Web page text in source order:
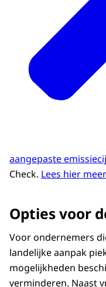
aangepaste
Check. Lees hier
Opties voor
Voor ondernemers
landelijke aanpak
mogelijkheden
verminderen. Naast